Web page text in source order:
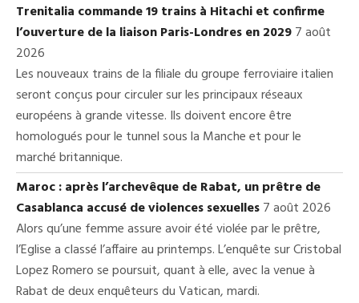
Trenitalia commande 19 trains à Hitachi et confirme
l’ouverture de la liaison Paris-Londres en 20297 août
2026
Les nouveaux trains de la filiale du groupe ferroviaire italien
seront conçus pour circuler sur les principaux réseaux
européens à grande vitesse. Ils doivent encore être
homologués pour le tunnel sous la Manche et pour le
marché britannique.
Maroc : après l’archevêque de Rabat, un prêtre de
Casablanca accusé de violences sexuelles7 août 2026
Alors qu’une femme assure avoir été violée par le prêtre,
l’Eglise a classé l’affaire au printemps. L’enquête sur Cristobal
Lopez Romero se poursuit, quant à elle, avec la venue à
Rabat de deux enquêteurs du Vatican, mardi.